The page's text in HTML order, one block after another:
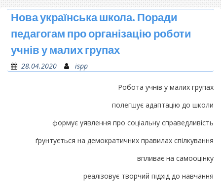
Нова українська школа. Поради
педагогам про організацію роботи
учнів у малих групах
28.04.2020 ispp
Робота учнів у малих групах
полегшує адаптацію до школи
формує уявлення про соціальну справедливість
ґрунтується на демократичних правилах спілкування
впливає на самооцінку
реалізовує творчий підхід до навчання